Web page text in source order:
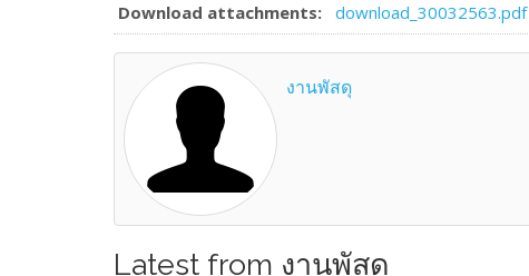
Download attachments: download_30032563.pdf
งานพัสดุ
Latest from งานพัสดุ